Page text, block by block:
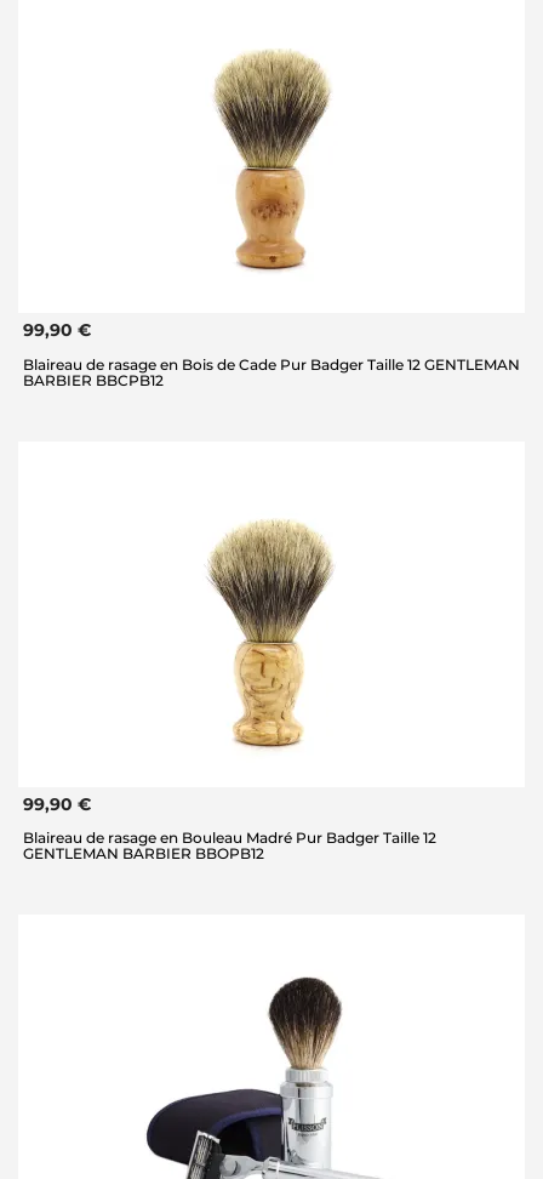
99,90 €
Blaireau de rasage en Bois de Cade Pur Badger Taille 12 GENTLEMAN
BARBIER BBCPB12
99,90 €
Blaireau de rasage en Bouleau Madré Pur Badger Taille 12
GENTLEMAN BARBIER BBOPB12